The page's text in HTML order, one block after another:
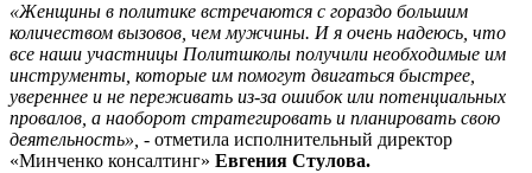
«Женщины в политике встречаются с гораздо большим
количеством вызовов, чем мужчины. И я очень надеюсь, что
все наши участницы Политшколы получили необходимые им
инструменты, которые им помогут двигаться быстрее,
увереннее и не переживать из-за ошибок или потенциальных
провалов, а наоборот стратегировать и планировать свою
деятельность», - отметила исполнительный директор
«Минченко консалтинг» Евгения Стулова.